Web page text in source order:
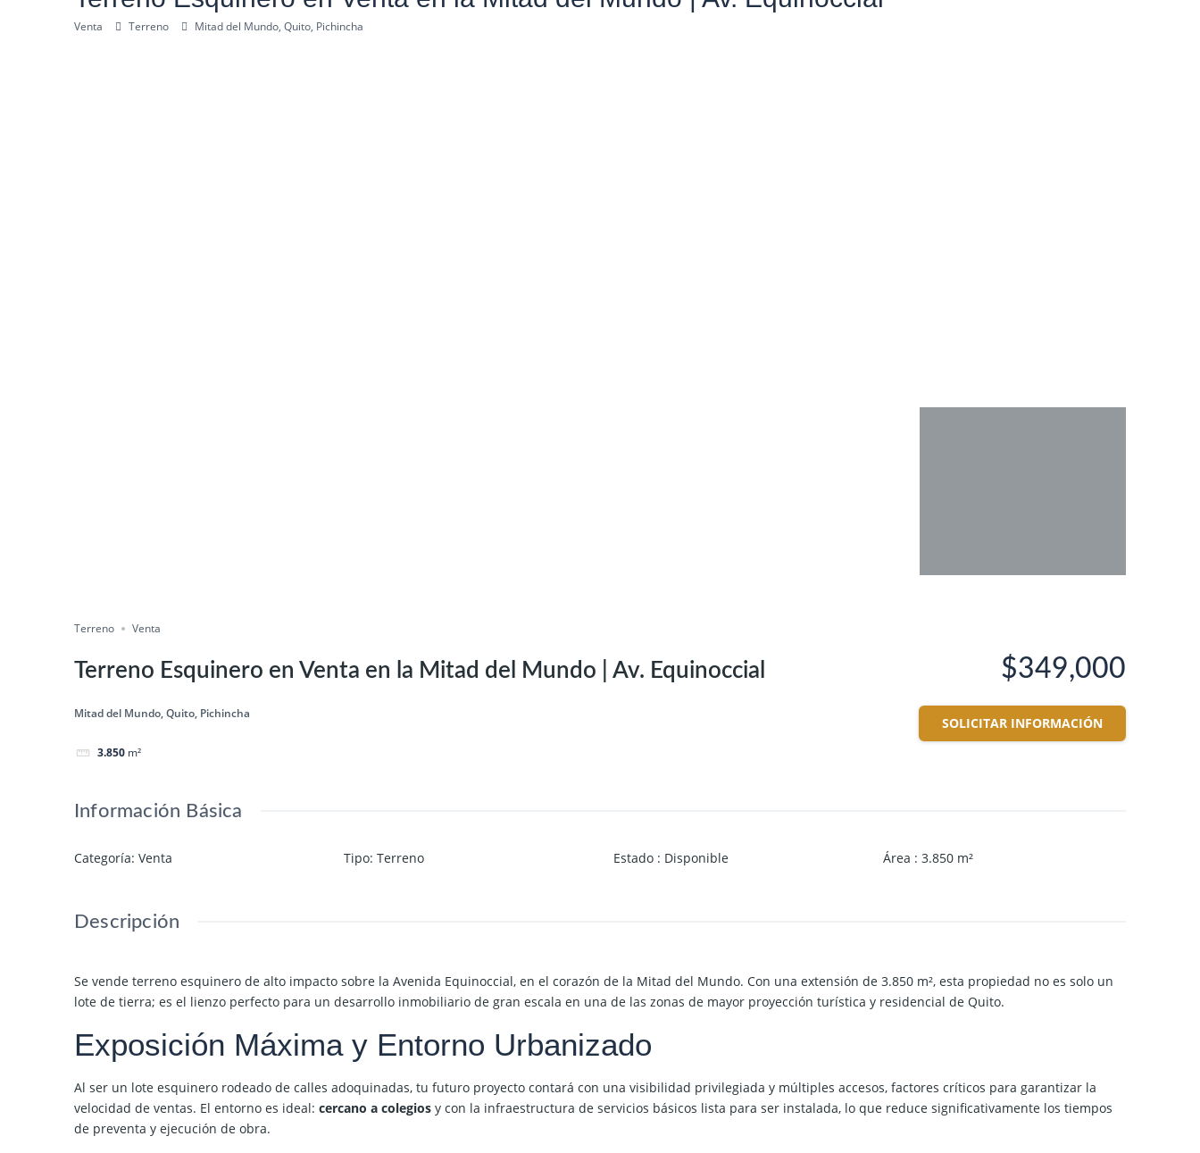
Venta Terreno Mitad del Mundo, Quito, Pichincha
Terreno Venta
Terreno Esquinero en Venta en la Mitad del Mundo | Av. Equinoccial
Mitad del Mundo, Quito, Pichincha
3.850 m²
$349,000
SOLICITAR INFORMACIÓN
Información Básica
Categoría: Venta Tipo: Terreno Estado : Disponible Área : 3.850 m²
Descripción
Se vende terreno esquinero de alto impacto sobre la Avenida Equinoccial, en el corazón de la Mitad del Mundo. Con una extensión de 3.850 m², esta propiedad no es solo un
lote de tierra; es el lienzo perfecto para un desarrollo inmobiliario de gran escala en una de las zonas de mayor proyección turística y residencial de Quito.
Exposición Máxima y Entorno Urbanizado
Al ser un lote esquinero rodeado de calles adoquinadas, tu futuro proyecto contará con una visibilidad privilegiada y múltiples accesos, factores críticos para garantizar la
velocidad de ventas. El entorno es ideal: cercano a colegios y con la infraestructura de servicios básicos lista para ser instalada, lo que reduce significativamente los tiempos
de preventa y ejecución de obra.